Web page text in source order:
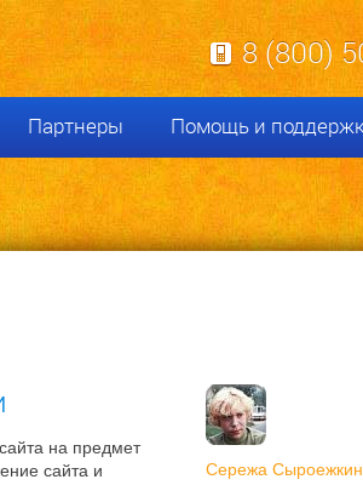
8 (800)
Партнеры Помощь и
на предмет
сайта и
Сережа Сыроежкин